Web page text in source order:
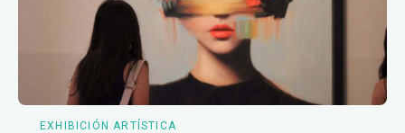
EXHIBICIÓN ARTÍSTICA